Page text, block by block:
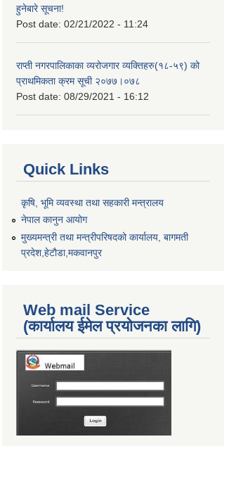
हुनेबारे सूचना!
Post date: 02/21/2022 - 11:24
राप्ती नगरपालिकाका व्यरोजगार व्यक्तिहरु(१८-५९) को
प्राथमिकता क्रम सूची २०७७।०७८
Post date: 08/29/2021 - 16:12
Quick Links
कृषि, भूमि व्यवस्था तथा सहकारी मन्त्रालय
नेपाल कानुन आयोग
मुख्यमन्त्री तथा मन्त्रीपरिषदको कार्यालय, बागमती
प्रदेश,हेटाैडा,मकवानपुर
Web mail Service
(कार्यालय ईमेल प्रयोजनका लागि)